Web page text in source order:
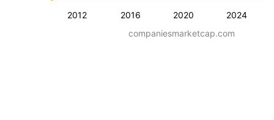
2012 2016 2020 2024
companiesmarketcap.com